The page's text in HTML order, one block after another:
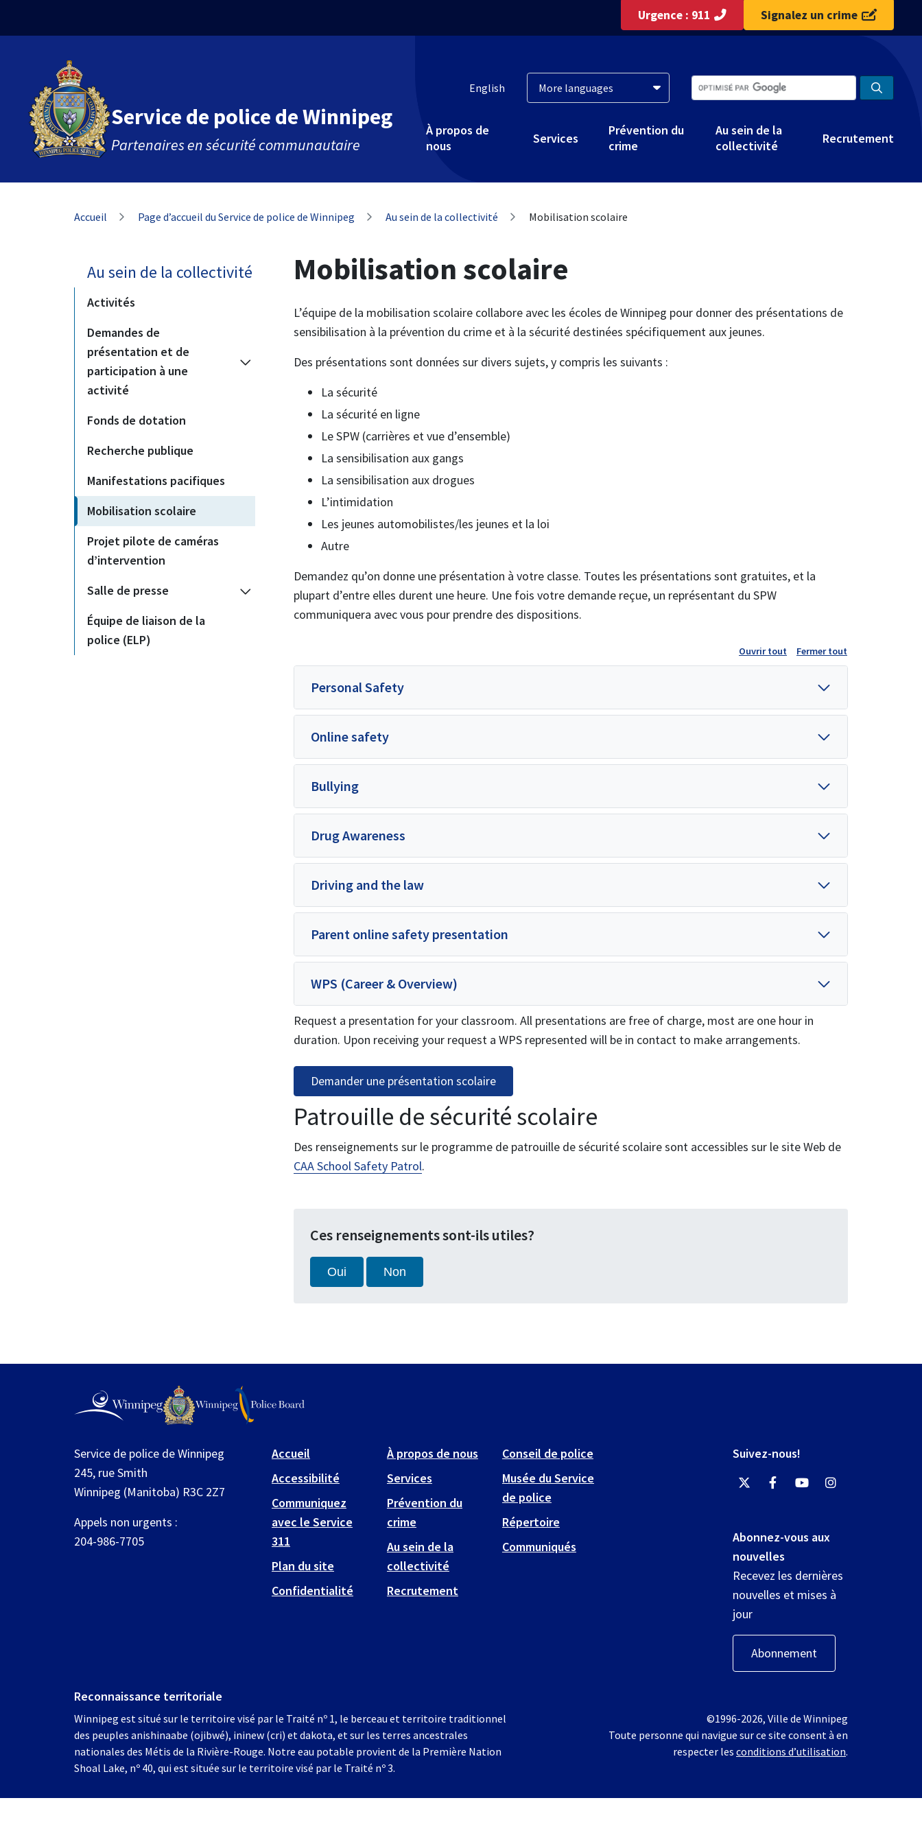
Urgence : 911 Signalez un crime
Service de police de Winnipeg
Partenaires en sécurité communautaire
English
À propos de
nous
Services
Prévention du
crime
Au sein de la
collectivité
Recrutement
Fil
Accueil Page d’accueil du Service de police de Winnipeg Au sein de la collectivité Mobilisation scolaire
Au sein de la collectivité
Activités
Demandes de
présentation et de
participation à une
activité
Fonds de dotation
Recherche publique
Manifestations pacifiques
Mobilisation scolaire
Projet pilote de caméras
d’intervention
Salle de presse
Équipe de liaison de la
police (ELP)
Mobilisation scolaire
L’équipe de la mobilisation scolaire collabore avec les écoles de Winnipeg pour donner des présentations de
sensibilisation à la prévention du crime et à la sécurité destinées spécifiquement aux jeunes.
Des présentations sont données sur divers sujets, y compris les suivants :
La sécurité
La sécurité en ligne
Le SPW (carrières et vue d’ensemble)
La sensibilisation aux gangs
La sensibilisation aux drogues
L’intimidation
Les jeunes automobilistes/les jeunes et la loi
Autre
Demandez qu’on donne une présentation à votre classe. Toutes les présentations sont gratuites, et la
plupart d’entre elles durent une heure. Une fois votre demande reçue, un représentant du SPW
communiquera avec vous pour prendre des dispositions.
Ouvrir tout Fermer tout
Personal Safety
Online safety
Bullying
Drug Awareness
Driving and the law
Parent online safety presentation
WPS (Career & Overview)
Request a presentation for your classroom. All presentations are free of charge, most are one hour in
duration. Upon receiving your request a WPS represented will be in contact to make arrangements.
Demander une présentation scolaire
Patrouille de sécurité scolaire
Des renseignements sur le programme de patrouille de sécurité scolaire sont accessibles sur le site Web de
CAA School Safety Patrol.
Ces renseignements sont-ils utiles?
Oui Non
Service de police de Winnipeg
245, rue Smith
Winnipeg (Manitoba) R3C 2Z7
Appels non urgents :
204-986-7705
Accueil
Accessibilité
Communiquez
avec le Service
311
Plan du site
Confidentialité
À propos de nous
Services
Prévention du
crime
Au sein de la
collectivité
Recrutement
Conseil de police
Musée du Service
de police
Répertoire
Communiqués
Suivez-nous!
Abonnez-vous aux
nouvelles
Recevez les dernières
nouvelles et mises à
jour
Abonnement
Reconnaissance territoriale
Winnipeg est situé sur le territoire visé par le Traité nº 1, le berceau et territoire traditionnel
des peuples anishinaabe (ojibwé), ininew (cri) et dakota, et sur les terres ancestrales
nationales des Métis de la Rivière-Rouge. Notre eau potable provient de la Première Nation
Shoal Lake, nº 40, qui est située sur le territoire visé par le Traité nº 3.
©1996-2026, Ville de Winnipeg
Toute personne qui navigue sur ce site consent à en
respecter les conditions d’utilisation.